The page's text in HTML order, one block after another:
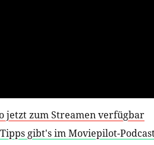
jetzt zum Streamen verfügbar
gibt's im Moviepilot-